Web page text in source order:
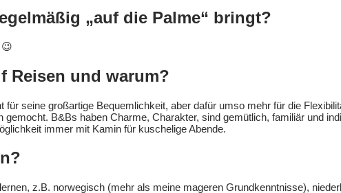
„auf die Palme“ bringt?
Reisen und warum?
seine großartige Bequemlichkeit, aber dafür umso mehr für die
B&Bs haben Charme, Charakter, sind gemütlich, familiär und
immer mit Kamin für kuschelige Abende.
z.B. norwegisch (mehr als meine mageren Grundkenntnisse),